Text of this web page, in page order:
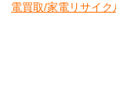
電買取/家電リサイ